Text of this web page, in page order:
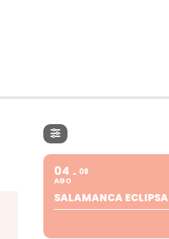
04
AGO
08
SALAMANCA ECLIPSA